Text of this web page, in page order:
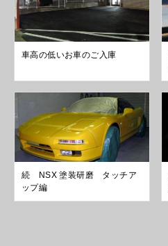
車高の低いお車のご入庫
続 NSX 塗装研磨 タッチア
ップ編